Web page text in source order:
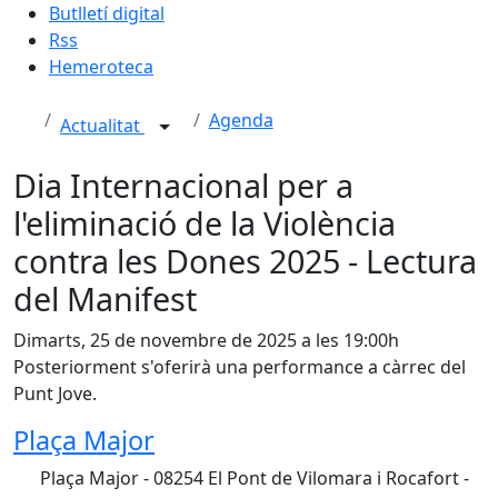
Butlletí digital
Rss
Hemeroteca
Actualitat Agenda
Dia Internacional per a
l'eliminació de la Violència
contra les Dones 2025 - Lectura
del Manifest
Dimarts, 25 de novembre de 2025 a les 19:00h
Posteriorment s'oferirà una performance a càrrec del
Punt Jove.
Plaça Major
Plaça Major - 08254 El Pont de Vilomara i Rocafort -